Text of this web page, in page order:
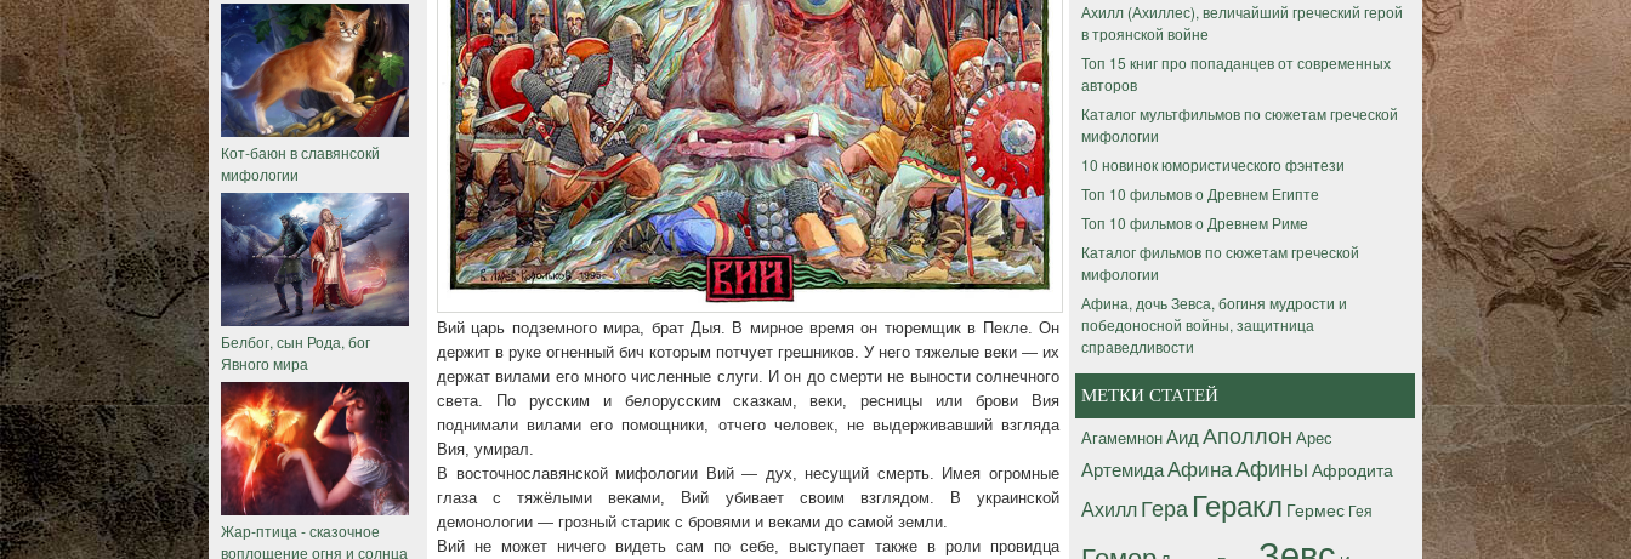
Кот-баюн в славянсокй
мифологии
Белбог, сын Рода, бог
Явного мира
Жар-птица - сказочное
воплощение огня и солнца
Вий царь подземного мира, брат Дыя. В мирное время он тюремщик в Пекле. Он
держит в руке огненный бич которым потчует грешников. У него тяжелые веки — их
держат вилами его много численные слуги. И он до смерти не выности солнечного
света. По русским и белорусским сказкам, веки, ресницы или брови Вия
поднимали вилами его помощники, отчего человек, не выдерживавший взгляда
Вия, умирал.
В восточнославянской мифологии Вий — дух, несущий смерть. Имея огромные
глаза с тяжёлыми веками, Вий убивает своим взглядом. В украинской
демонологии — грозный старик с бровями и веками до самой земли.
Вий не может ничего видеть сам по себе, выступает также в роли провидца
Ахилл (Ахиллес), величайший греческий герой
в троянской войне
Топ 15 книг про попаданцев от современных
авторов
Каталог мультфильмов по сюжетам греческой
мифологии
10 новинок юмористического фэнтези
Топ 10 фильмов о Древнем Египте
Топ 10 фильмов о Древнем Риме
Каталог фильмов по сюжетам греческой
мифологии
Афина, дочь Зевса, богиня мудрости и
победоносной войны, защитница
справедливости
МЕТКИ СТАТЕЙ
АгамемнонАидАполлон Арес
АртемидаАфинаАфины Афродита
АхиллГера Геракл Гермес Гея